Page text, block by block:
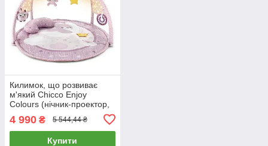
Килимок, що розвиває
м'який Chicco Enjoy
Colours (нічник-проектор,
Рожевий
4 990 ₴ 5 544,44 ₴
Купити